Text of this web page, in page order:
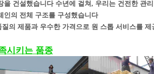
을 건설했습니다 수년에 걸쳐, 우리는 건전한 관
인의 전체 구조를 구성했습니다
의 제품과 우수한 가격으로 원 스톱 서비스를
시키는 품종